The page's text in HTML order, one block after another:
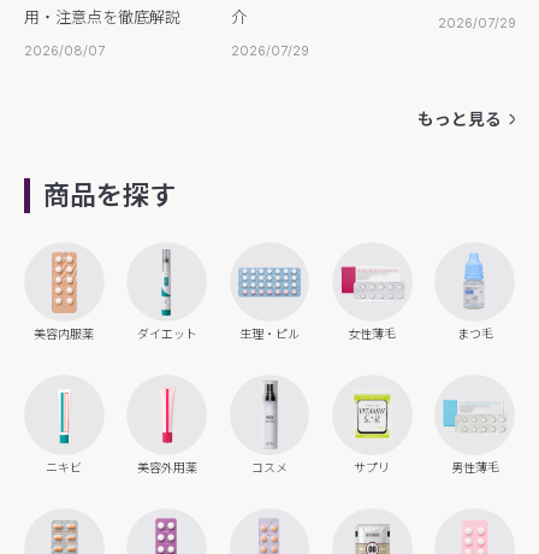
用・注意点を徹底解説
2026/08/07
介
2026/07/29
2026/07/29
もっと見る
商品を探す
美容内服薬 ダイエット 生理・ピル 女性薄毛 まつ毛
ニキビ 美容外用薬 コスメ サプリ 男性薄毛